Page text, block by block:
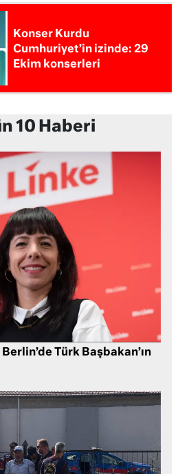
Konser Kurdu
Cumhuriyet’in izinde: 29
Ekim konserleri
10 Haberi
Türk Başbakan’ın